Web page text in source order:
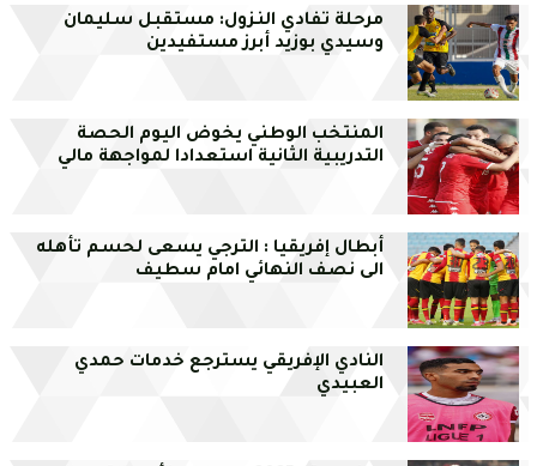
مرحلة تفادي النزول: مستقبل سليمان
وسيدي بوزيد أبرز مستفيدين
المنتخب الوطني يخوض اليوم الحصة
التدريبية الثانية استعدادا لمواجهة مالي
أبطال إفريقيا : الترجي يسعى لحسم تأهله
الى نصف النهائي امام سطيف
النادي الإفريقي يسترجع خدمات حمدي
العبيدي